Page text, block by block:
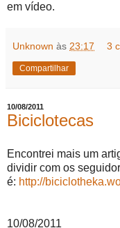
em vídeo.
Unknown às 23:17 3
Compartilhar
10/08/2011
Biciclotecas
Encontrei mais um
dividir com os
é: http://
10/08/2011